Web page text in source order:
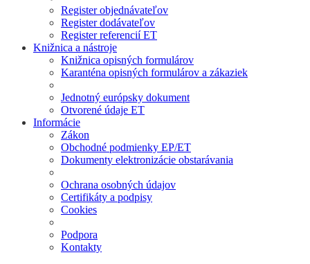
Register objednávateľov
Register dodávateľov
Register referencií ET
Knižnica a nástroje
Knižnica opisných formulárov
Karanténa opisných formulárov a zákaziek
Jednotný európsky dokument
Otvorené údaje ET
Informácie
Zákon
Obchodné podmienky EP/ET
Dokumenty elektronizácie obstarávania
Ochrana osobných údajov
Certifikáty a podpisy
Cookies
Podpora
Kontakty